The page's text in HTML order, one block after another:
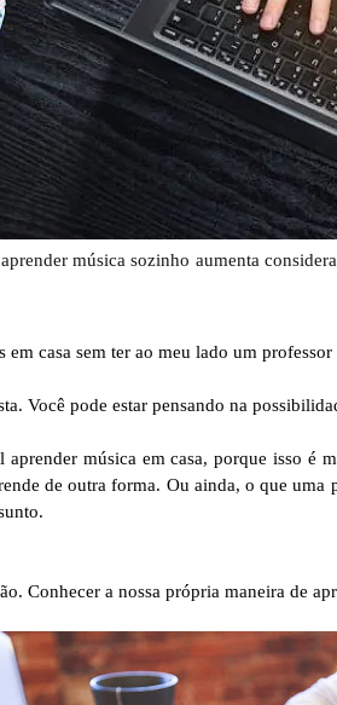
música sozinho aumenta
casa sem ter ao meu lado um
Você pode estar pensando na
música em casa, porque isso
de outra forma. Ou ainda, o que
Conhecer a nossa própria maneira de